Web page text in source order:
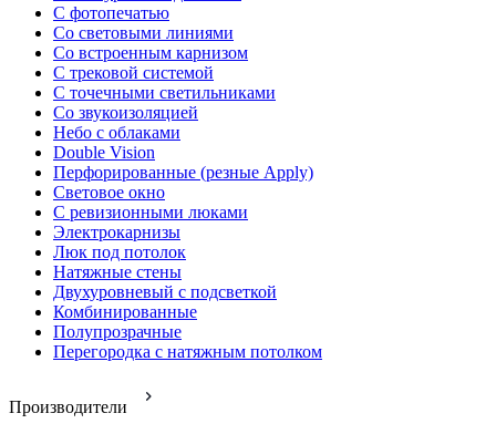
С фотопечатью
Со световыми линиями
Со встроенным карнизом
С трековой системой
С точечными светильниками
Со звукоизоляцией
Небо с облаками
Double Vision
Перфорированные (резные Apply)
Световое окно
С ревизионными люками
Электрокарнизы
Люк под потолок
Натяжные стены
Двухуровневый с подсветкой
Комбинированные
Полупрозрачные
Перегородка с натяжным потолком
Производители